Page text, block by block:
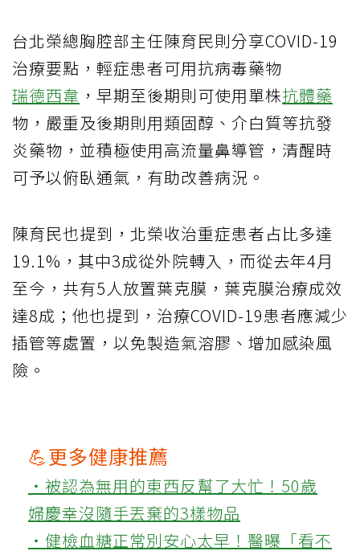
台北榮總胸腔部主任陳育民則分享COVID-19
治療要點，輕症患者可用抗病毒藥物
瑞德西韋 ，早期至後期則可使用單株抗體藥
物，嚴重及後期則用類固醇、介白質等抗發
炎藥物，並積極使用高流量鼻導管，清醒時
可予以俯臥通氣，有助改善病況。
陳育民也提到，北榮收治重症患者占比多達
19.1%，其中3成從外院轉入，而從去年4月
至今，共有5人放置葉克膜，葉克膜治療成效
達8成；他也提到，治療COVID-19患者應減少
插管等處置，以免製造氣溶膠、增加感染風
險。
💪更多健康推薦
‧被認為無用的東西反幫了大忙！50歲
婦慶幸沒隨手丟棄的3樣物品
‧健檢血糖正常別安心太早！醫曝「看不